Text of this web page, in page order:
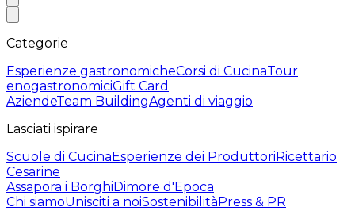
Categorie
Esperienze gastronomicheCorsi di CucinaTour
enogastronomiciGift Card
AziendeTeam BuildingAgenti di viaggio
Lasciati ispirare
Scuole di CucinaEsperienze dei ProduttoriRicettario
Cesarine
Assapora i BorghiDimore d'Epoca
Chi siamoUnisciti a noiSostenibilitàPress & PR